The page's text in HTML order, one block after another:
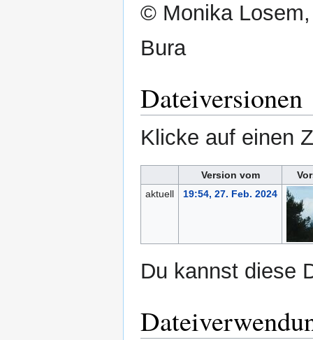
© Monika
Bura
Dateiversionen
Klicke auf einen
Version vom
aktuell
19:54, 27. Feb. 2024
Du kannst diese